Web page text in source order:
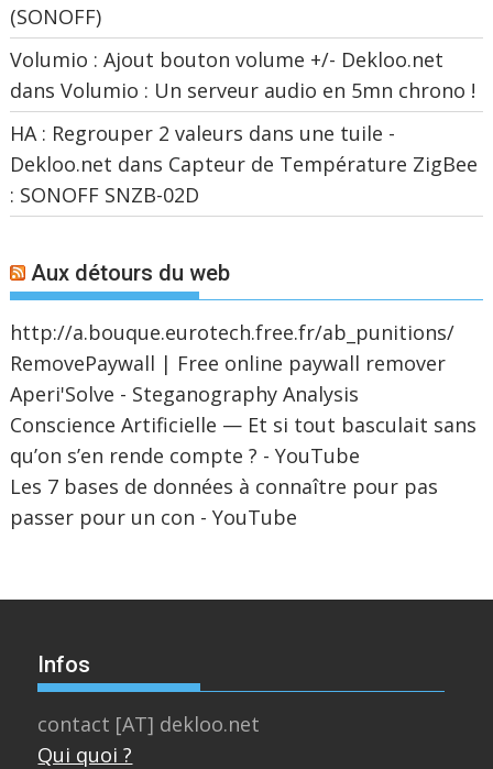
(SONOFF)
Volumio : Ajout bouton volume +/- Dekloo.net
dansVolumio : Un serveur audio en 5mn chrono !
HA : Regrouper 2 valeurs dans une tuile -
Dekloo.net dans Capteur de Température ZigBee
: SONOFF SNZB-02D
Aux détours du web
http://a.bouque.eurotech.free.fr/ab_punitions/
RemovePaywall | Free online paywall remover
Aperi'Solve - Steganography Analysis
Conscience Artificielle — Et si tout basculait sans
qu’on s’en rende compte ? - YouTube
Les 7 bases de données à connaître pour pas
passer pour un con - YouTube
Infos
contact [AT] dekloo.net
Qui quoi ?